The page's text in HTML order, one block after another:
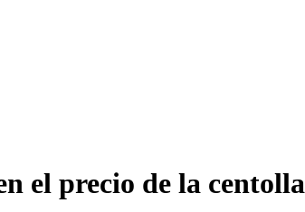
el precio de la centolla